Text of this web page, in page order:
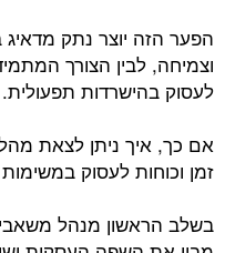
הפער הזה יוצר נתק מדאיג
וצמיחה, לבין הצורך
לעסוק בהישרדות תפעולית.
אם כך, איך ניתן לצאת
זמן וכוחות לעסוק
בשלב הראשון מנהל משאבי